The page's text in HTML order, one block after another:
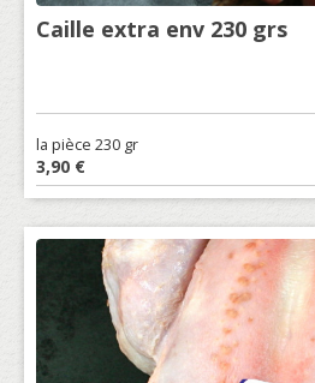
Caille extra env 230 grs
la pièce 230 gr
3,90 €